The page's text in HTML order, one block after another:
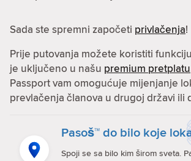
Sada ste spremni započeti privlačenja!
Prije putovanja možete koristiti funkciju
je uključeno u našu premium pretplatu
Passport vam omogućuje mijenjanje
prevlačenja članova u drugoj državi ili
Pasoš™ do bilo koje
Spoji se sa bilo kim širom sveta.